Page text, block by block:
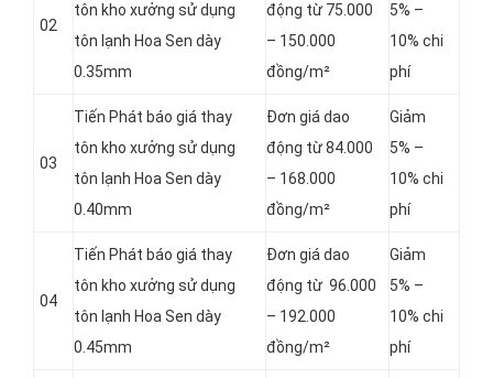
02
tôn kho xưởng sử dụng
tôn lạnh Hoa Sen dày
0.35mm
động từ 75.000
– 150.000
đồng/m²
5% –
10% chi
phí
03
Tiến Phát báo giá thay
tôn kho xưởng sử dụng
tôn lạnh Hoa Sen dày
0.40mm
Đơn giá dao
động từ 84.000
– 168.000
đồng/m²
Giảm
5% –
10% chi
phí
04
Tiến Phát báo giá thay
tôn kho xưởng sử dụng
tôn lạnh Hoa Sen dày
0.45mm
Đơn giá dao
động từ 96.000
– 192.000
đồng/m²
Giảm
5% –
10% chi
phí